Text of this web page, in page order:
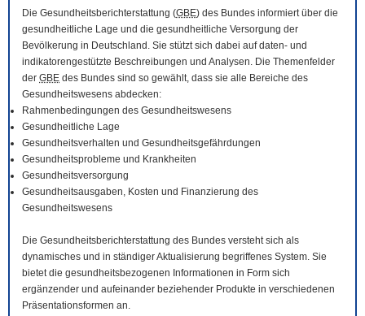
Die Gesundheitsberichterstattung (GBE) des Bundes informiert über die
gesundheitliche Lage und die gesundheitliche Versorgung der
Bevölkerung in Deutschland. Sie stützt sich dabei auf daten- und
indikatorengestützte Beschreibungen und Analysen. Die Themenfelder
der GBE des Bundes sind so gewählt, dass sie alle Bereiche des
Gesundheitswesens abdecken:
Rahmenbedingungen des Gesundheitswesens
Gesundheitliche Lage
Gesundheitsverhalten und Gesundheitsgefährdungen
Gesundheitsprobleme und Krankheiten
Gesundheitsversorgung
Gesundheitsausgaben, Kosten und Finanzierung des
Gesundheitswesens
Die Gesundheitsberichterstattung des Bundes versteht sich als
dynamisches und in ständiger Aktualisierung begriffenes System. Sie
bietet die gesundheitsbezogenen Informationen in Form sich
ergänzender und aufeinander beziehender Produkte in verschiedenen
Präsentationsformen an.